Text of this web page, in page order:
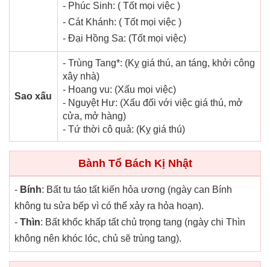
- Phúc Sinh: ( Tốt mọi việc )
- Cát Khánh: ( Tốt mọi việc )
- Đại Hồng Sa: (Tốt mọi việc)
Sao xấu
- Trùng Tang*: (Kỵ giá thú, an táng, khởi công
xây nhà)
- Hoang vu: (Xấu mọi việc)
- Nguyệt Hư: (Xấu đối với việc giá thú, mở
cửa, mở hàng)
- Tứ thời cô quả: (Kỵ giá thú)
Bành Tổ Bách Kị Nhật
- Bính: Bất tu táo tất kiến hỏa ương (ngày can Bính
không tu sửa bếp vì có thể xảy ra hỏa hoạn).
- Thìn: Bất khốc khấp tất chủ trọng tang (ngày chi Thìn
không nên khóc lóc, chủ sẽ trùng tang).